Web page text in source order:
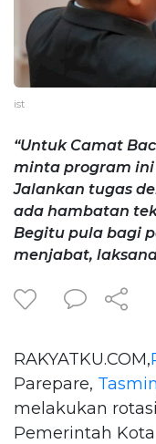
ist
“Untuk Camat
minta program
Jalankan tugas
ada hambatan
Begitu pula bagi
menjabat,
RAKYATKU.COM,
Parepare,
melakukan
Pemerintah